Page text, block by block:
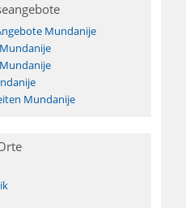
Mundanije
Mundanije